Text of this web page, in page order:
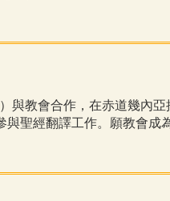
與教會合作，在赤道幾內
聖經翻譯工作。願教會成